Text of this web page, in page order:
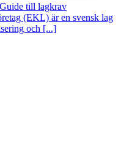
till lagkrav
(EKL) är en svensk lag
och [...]